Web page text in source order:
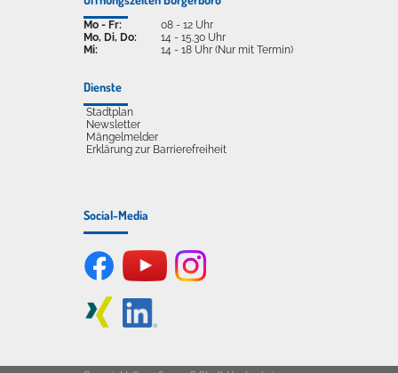
Mo - Fr:
Mo, Di, Do:
Mi:
08 - 12 Uhr
14 - 15.30 Uhr
14 - 18 Uhr (Nur mit Termin)
Dienste
Stadtplan
Newsletter
Mängelmelder
Erklärung zur Barrierefreiheit
Social-Media